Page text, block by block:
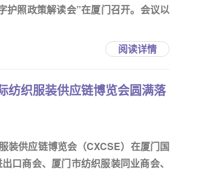
护照政策解读会”在厦门召开。会议以
阅读详情
纺织服装供应链博览会圆满落
装供应链博览会（CXCSE）在厦门国
口商会、厦门市纺织服装同业商会、